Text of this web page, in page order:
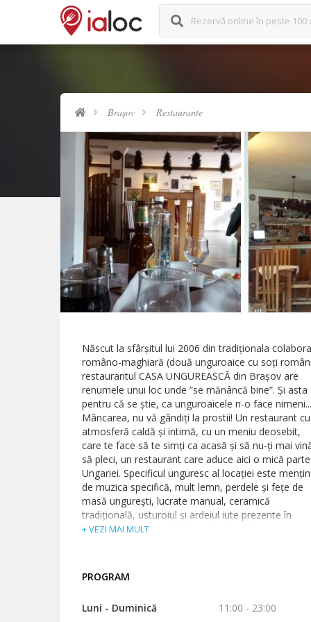
Rezervă online în peste 100
Brașov Restaurante
Născut la sfârșitul lui 2006 din tradiționala
româno-maghiară (două unguroaice cu soți
restaurantul CASA UNGUREASCĂ din Brașov are
renumele unui loc unde ”se mănâncă bine”. Și asta
pentru că se știe, ca unguroaicele n-o face nimeni...
Mâncarea, nu vă gândiți la prostii! Un restaurant
atmosferă caldă şi intimă, cu un meniu deosebit,
care te face să te simţi ca acasă şi să nu-ţi mai
să pleci, un restaurant care aduce aici o mică
Ungariei. Specificul unguresc al locaţiei este
de muzica specifică, mult lemn, perdele şi feţe de
masă ungureşti, lucrate manual, ceramică
tradiţională, usturoiul şi ardeiul iute prezente în
decorul sălii şi mai ales de mâncăruri. Pe pereţi sunt
privelişte deosebită spre Tâmpa, iar vara e deschisă
o terasă mare cu vedere spre munte. Un loc
oameni de afaceri, satisfăcându-le toate pretenţiile.
+ VEZI MAI MULT
PROGRAM
Luni - Duminică 11:00 - 23:00